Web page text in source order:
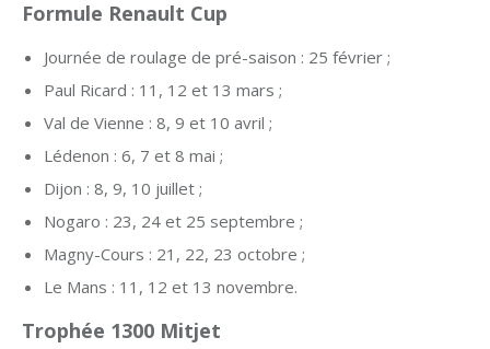
Formule Renault Cup
Journée de roulage de pré-saison : 25 février ;
Paul Ricard : 11, 12 et 13 mars ;
Val de Vienne : 8, 9 et 10 avril ;
Lédenon : 6, 7 et 8 mai ;
Dijon : 8, 9, 10 juillet ;
Nogaro : 23, 24 et 25 septembre ;
Magny-Cours : 21, 22, 23 octobre ;
Le Mans : 11, 12 et 13 novembre.
Trophée 1300 Mitjet